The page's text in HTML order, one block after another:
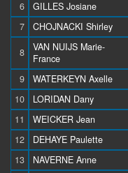
6
GILLES Josiane
7
CHOJNACKI Shirley
8
VAN NUIJS Marie-
France
9 WATERKEYN Axelle
10
LORIDAN Dany
11
WEICKER Jean
12
DEHAYE Paulette
13
NAVERNE Anne